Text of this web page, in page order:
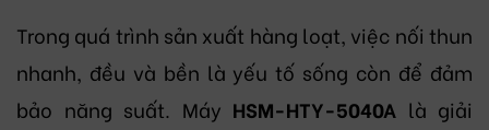
Trong quá trình sản xuất hàng loạt, việc nối thun
nhanh, đều và bền là yếu tố sống còn để đảm
bảo năng suất. Máy HSM-HTY-5040A là giải